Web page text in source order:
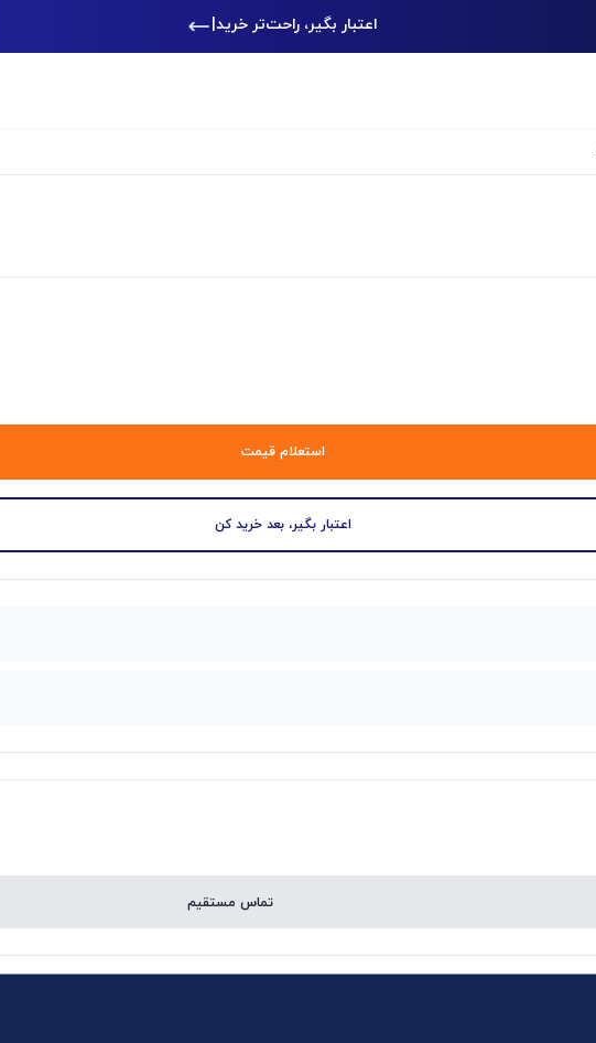
اعتبار بگیر، راحت‌تر خرید کن|
استعلام قیمت
اعتبار بگیر، بعد خرید کن
تماس مستقیم